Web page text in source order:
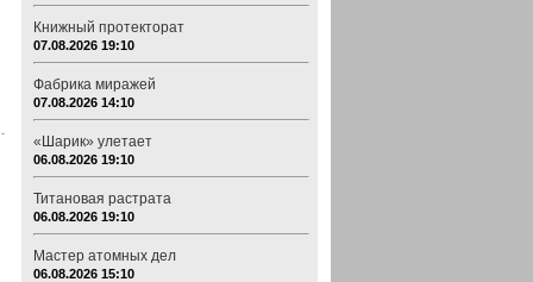
Книжный протекторат
07.08.2026 19:10
Фабрика миражей
07.08.2026 14:10
«Шарик» улетает
06.08.2026 19:10
Титановая растрата
06.08.2026 19:10
Мастер атомных дел
06.08.2026 15:10